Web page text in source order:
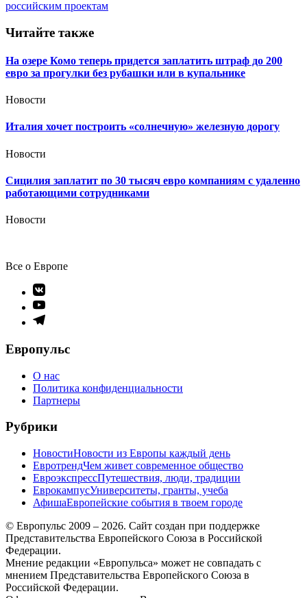
записям
российским проектам
Читайте также
На озере Комо теперь придется заплатить штраф до 200
евро за прогулки без рубашки или в купальнике
Новости
Италия хочет построить «солнечную» железную дорогу
Новости
Сицилия заплатит по 30 тысяч евро компаниям с удаленно
работающими сотрудниками
Новости
Все о Европе
Элемент
меню
Элемент
меню
Элемент
Европульс
О нас
Политика конфиденциальности
Партнеры
Рубрики
НовостиНовости из Европы каждый день
ЕвротрендЧем живет современное общество
ЕвроэкспрессПутешествия, люди, традиции
ЕврокампусУниверситеты, гранты, учеба
АфишаЕвропейские события в твоем городе
© Европульс 2009 – 2026. Сайт создан при поддержке
Представительства Европейского Союза в Российской
Федерации.
Мнение редакции «Европульса» может не совпадать с
мнением Представительства Европейского Союза в
Российской Федерации.